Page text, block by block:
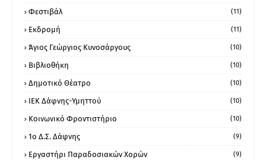
Φεστιβάλ (11)
Εκδρομή (11)
Άγιος Γεώργιος Κυνοσάργους (10)
Βιβλιοθήκη (10)
Δημοτικό Θέατρο (10)
ΙΕΚ Δάφνης-Υμηττού (10)
Κοινωνικό Φροντιστήριο (10)
1ο Δ.Σ. Δάφνης (9)
Εργαστήρι Παραδοσιακών Χορών (9)